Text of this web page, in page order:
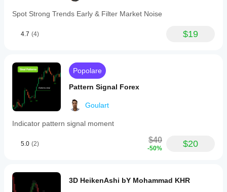
Spot Strong Trends Early & Filter Market Noise
4.7 (4) $19
Popolare
Pattern Signal Forex
Goulart
Indicator pattern signal moment
5.0 (2) $40
-50% $20
3D HeikenAshi bY Mohammad KHR